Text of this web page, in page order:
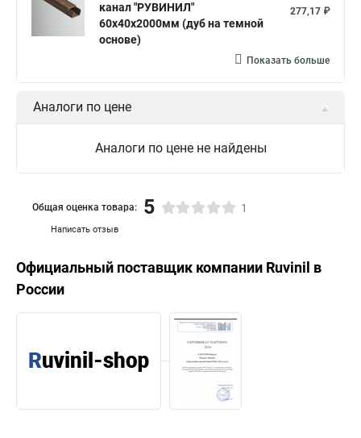
канал "РУВИНИЛ"
60х40х2000мм (дуб на темной
основе)
277,17 ₽
Показать больше
Аналоги по цене
Аналоги по цене не найдены
Написать отзыв
Общая оценка товара: 5 1
Официальный поставщик компании Ruvinil в
России